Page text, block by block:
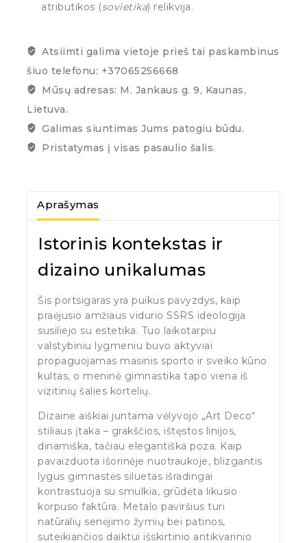
atributikos (sovietika) relikvija.
Atsiimti galima vietoje prieš tai paskambinus
šiuo telefonu: +37065256668
Mūsų adresas: M. Jankaus g. 9, Kaunas,
Lietuva.
Galimas siuntimas Jums patogiu būdu.
Pristatymas į visas pasaulio šalis.
Aprašymas
Istorinis kontekstas ir
dizaino unikalumas
Šis portsigaras yra puikus pavyzdys, kaip
praėjusio amžiaus vidurio SSRS ideologija
susiliejo su estetika. Tuo laikotarpiu
valstybiniu lygmeniu buvo aktyviai
propaguojamas masinis sporto ir sveiko kūno
kultas, o meninė gimnastika tapo viena iš
vizitinių šalies kortelių.
Dizaine aiškiai juntama vėlyvojo „Art Deco“
stiliaus įtaka – grakščios, ištęstos linijos,
dinamiška, tačiau elegantiška poza. Kaip
pavaizduota išorinėje nuotraukoje, blizgantis
lygus gimnastės siluetas išradingai
kontrastuoja su smulkia, grūdėta likusio
korpuso faktūra. Metalo paviršius turi
natūralių senėjimo žymių bei patinos,
suteikiančios daiktui išskirtinio antikvarinio